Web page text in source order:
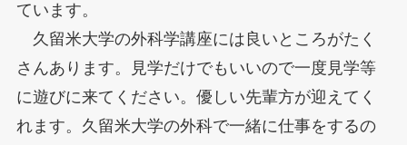
ています。
久留米大学の外科学講座には良いところがたく
さんあります。見学だけでもいいので一度見学等
に遊びに来てください。優しい先輩方が迎えてく
れます。久留米大学の外科で一緒に仕事をするの